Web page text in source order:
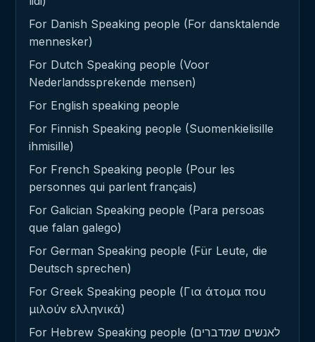
For Danish Speaking people (For dansktalende
mennesker)
For Dutch Speaking people (Voor
Nederlandssprekende mensen)
For English speaking people
For Finnish Speaking people (Suomenkielisille
ihmisille)
For French Speaking people (Pour les
personnes qui parlent français)
For Galician Speaking people (Para persoas
que falan galego)
For German Speaking people (Für Leute, die
Deutsch sprechen)
For Greek Speaking people (Για άτομα που
μιλούν ελληνικά)
For Hebrew Speaking people (לאנשים שמדברים